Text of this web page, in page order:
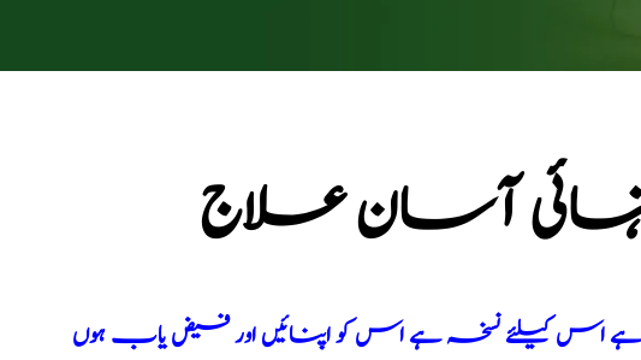
آسان علاج
ہے اس کیلئے نسخہ ہے اس کو اپنائیں اور فیض یاب ہوں